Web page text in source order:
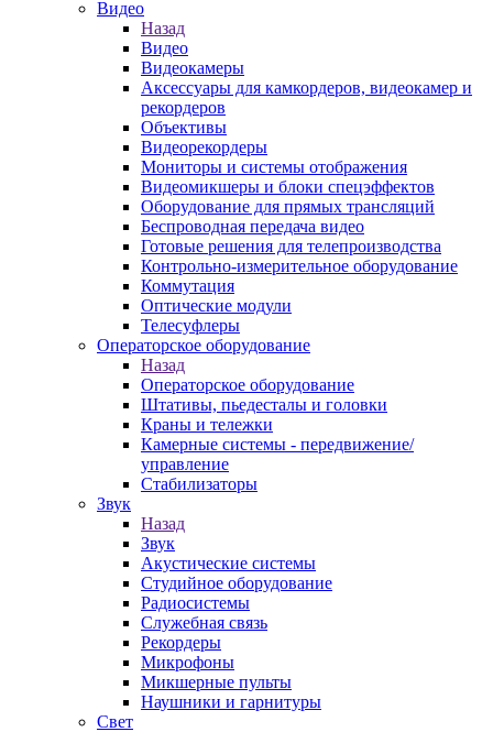
Видео
Назад
Видео
Видеокамеры
Аксессуары для камкордеров, видеокамер и
рекордеров
Объективы
Видеорекордеры
Мониторы и системы отображения
Видеомикшеры и блоки спецэффектов
Оборудование для прямых трансляций
Беспроводная передача видео
Готовые решения для телепроизводства
Контрольно-измерительное оборудование
Коммутация
Оптические модули
Телесуфлеры
Операторское оборудование
Назад
Операторское оборудование
Штативы, пьедесталы и головки
Краны и тележки
Камерные системы - передвижение/
управление
Стабилизаторы
Звук
Назад
Звук
Акустические системы
Студийное оборудование
Радиосистемы
Служебная связь
Рекордеры
Микрофоны
Микшерные пульты
Наушники и гарнитуры
Свет